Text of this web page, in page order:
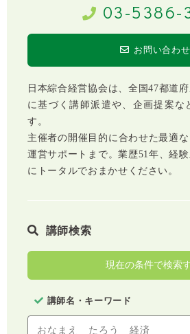
03-5386-
お問い合わせ
日本綜合経営協会は、全国47都道
に基づく講師派遣や、企画提案な
す。
主催者の開催目的に合わせた最適
運営サポートまで。業歴51年、経
にトータルでおまかせください。
講師検索
現在の条件で検索
講師名・キーワード